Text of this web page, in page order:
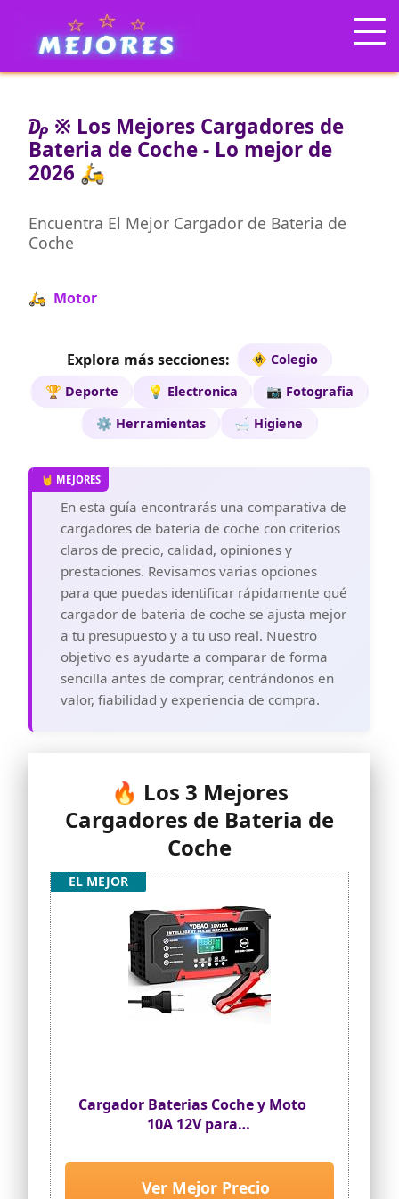
₯ ※ Los Mejores Cargadores de
Bateria de Coche - Lo mejor de
2026 🛵
Encuentra El Mejor Cargador de Bateria de
Coche
🛵 Motor
Explora más secciones:
🚸 Colegio
🏆 Deporte
💡 Electronica
📷 Fotografia
⚙️ Herramientas
🛁 Higiene
En esta guía encontrarás una comparativa de
cargadores de bateria de coche con criterios
claros de precio, calidad, opiniones y
prestaciones. Revisamos varias opciones
para que puedas identificar rápidamente qué
cargador de bateria de coche se ajusta mejor
a tu presupuesto y a tu uso real. Nuestro
objetivo es ayudarte a comparar de forma
sencilla antes de comprar, centrándonos en
valor, fiabilidad y experiencia de compra.
🔥 Los 3 Mejores
Cargadores de Bateria de
Coche
Cargador Baterias Coche y Moto
10A 12V para
Ver Mejor Precio
EL MEJOR